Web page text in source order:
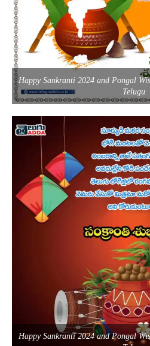
Happy Sankranti 2024 and Pongal
Telugu
Happy Sankranti 2024 and Pongal